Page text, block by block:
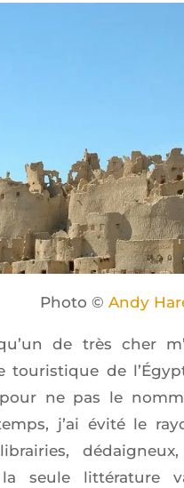
Pho­to © Andy
de très cher
tou­ris­tique de
ne pas le
j’ai évi­té le
seule lit­té­ra­ture